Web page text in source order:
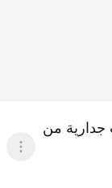
من
عرض